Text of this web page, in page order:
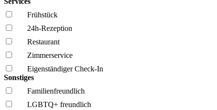
Frühstück
24h-Rezeption
Restaurant
Zimmerservice
Eigenständiger Check-In
Sonstiges
Familien­freundlich
LGBTQ+ freundlich